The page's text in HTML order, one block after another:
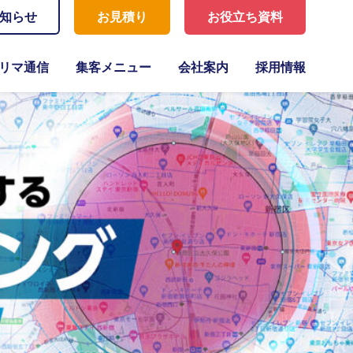
らせ お見積り お役立ち資料
マ通信 集客メニュー 会社案内 採用情報